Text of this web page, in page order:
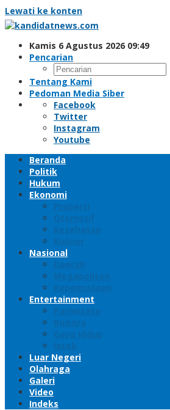
Lewati ke konten
Kamis 6 Agustus 2026 09:49
Pencarian
Tentang Kami
Pedoman Media Siber
Facebook
Twitter
Instagram
Youtube
Beranda
Politik
Hukum
Ekonomi
Properti
Otomotif
Kesehatan
Kuliner
Nasional
Daerah
Megapolitan
Kepemudaan
Entertainment
Pariwisata
Budaya
Gaya Hidup
Iptek
Luar Negeri
Olahraga
Galeri
Video
Indeks